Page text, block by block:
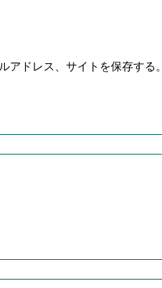
アドレス、サイトを保存する。